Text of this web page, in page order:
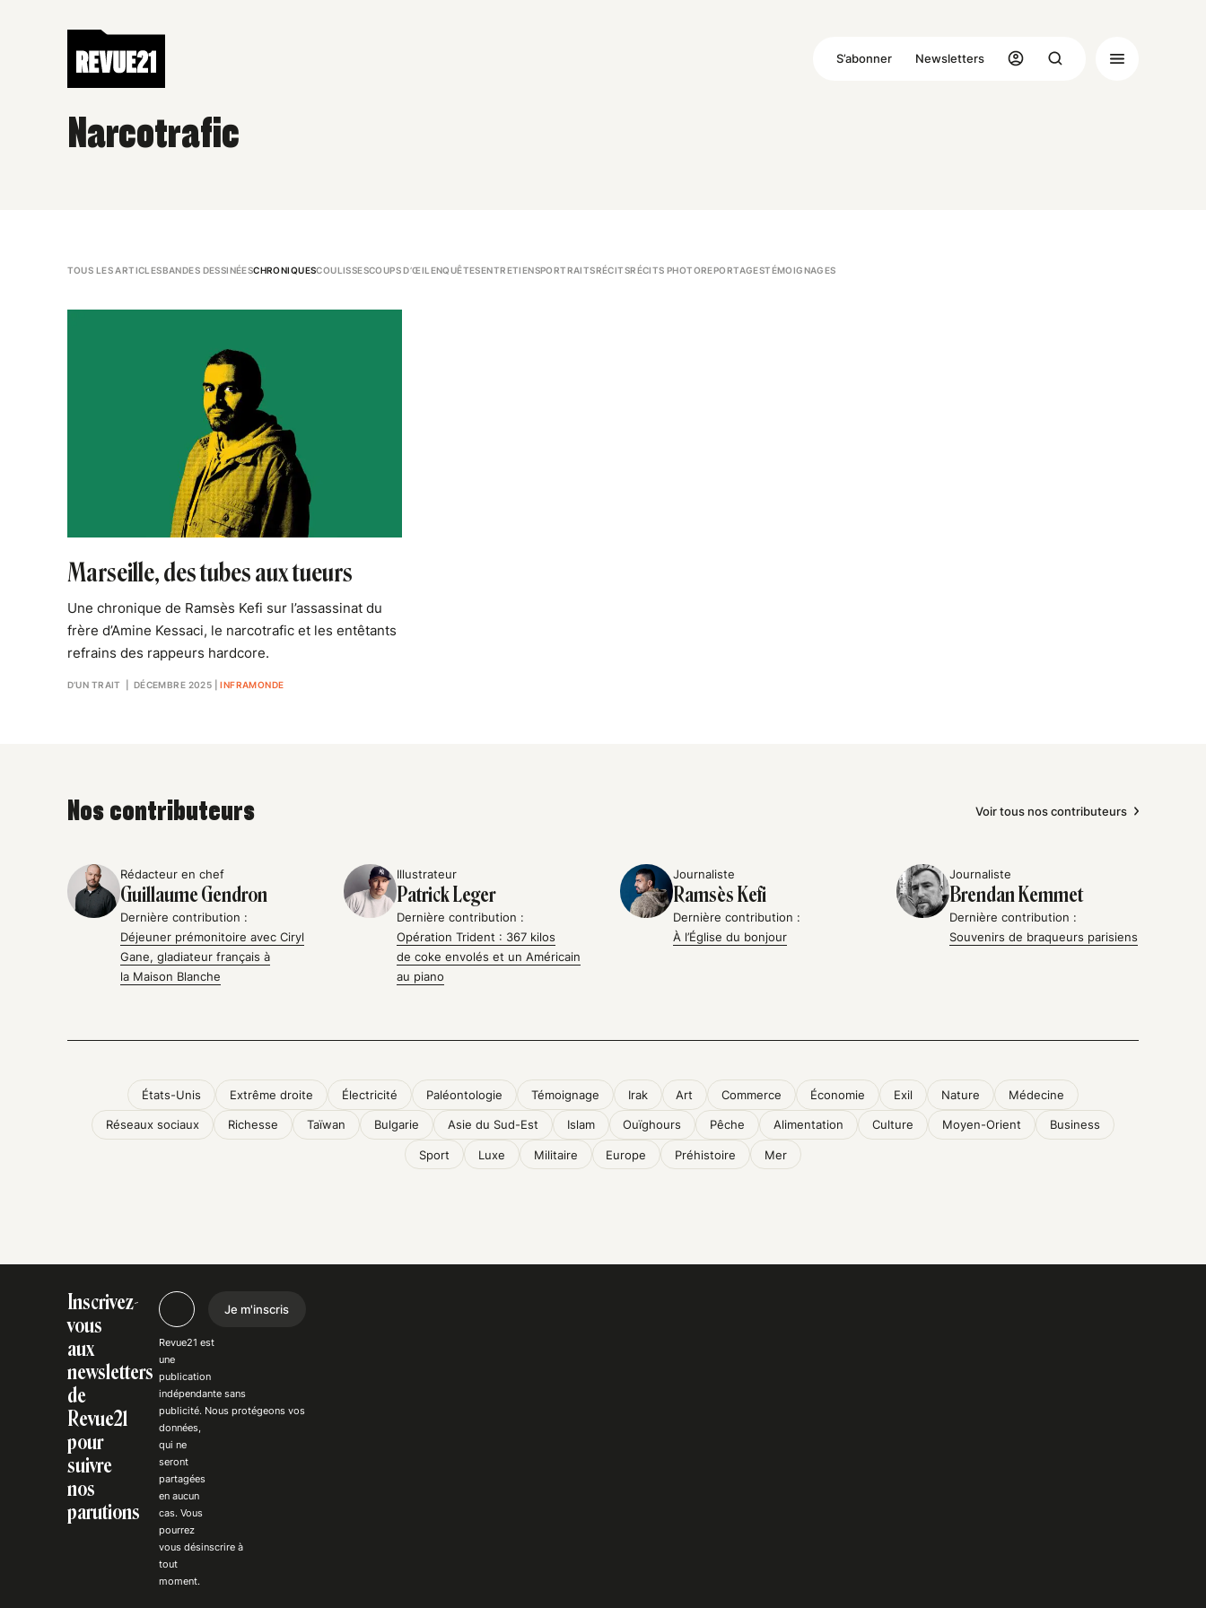
S’abonner Newsletters
Narcotrafic
TOUS LES ARTICLESBANDES DESSINÉESCHRONIQUESCOULISSESCOUPS D’ŒIL ENQUÊTESENTRETIENSPORTRAITSRÉCITSRÉCITS PHOTOREPORTAGESTÉMOIGNAGES
Marseille, des tubes aux tueurs
Une chronique de Ramsès Kefi sur l’assassinat du
frère d’Amine Kessaci, le narcotrafic et les entêtants
refrains des rappeurs hardcore.
D’UN TRAIT | DÉCEMBRE 2025 |INFRAMONDE
Nos contributeurs Voir tous nos contributeurs
Rédacteur en chef
Guillaume Gendron
Dernière contribution :
Déjeuner prémonitoire avec Ciryl
Gane, gladiateur français à
la Maison Blanche
Illustrateur
Patrick Leger
Dernière contribution :
Opération Trident : 367 kilos
de coke envolés et un Américain
au piano
Journaliste
Ramsès Kefi
Dernière contribution :
À l’Église du bonjour
Journaliste
Brendan Kemmet
Dernière contribution :
Souvenirs de braqueurs parisiens
États-Unis Extrême droite Électricité Paléontologie Témoignage Irak Art Commerce Économie Exil Nature Médecine
Réseaux sociaux Richesse Taïwan Bulgarie Asie du Sud-Est Islam Ouïghours Pêche Alimentation Culture Moyen-Orient Business
Sport Luxe Militaire Europe Préhistoire Mer
Inscrivez-
vous
aux
newsletters
de
Revue21
pour
suivre
nos
parutions
Je m'inscris
Revue21 est
une
publication
indépendantesans
publicité. Nousprotégeons vos
données,
qui ne
seront
partagées
en aucun
cas. Vous
pourrez
vousdésinscrire à
tout
moment.